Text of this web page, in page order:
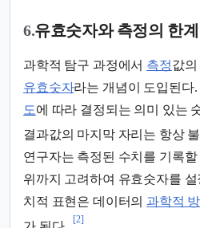
6.유효숫자와 측정의 한계
과학적 탐구 과정에서 측정값
유효숫자라는 개념이 도입된다.
도에 따라 결정되는 의미 있는
결과값의 마지막 자리는 항상
연구자는 측정된 수치를 기록
위까지 고려하여 유효숫자를
치적 표현은 데이터의 과학적
[2]